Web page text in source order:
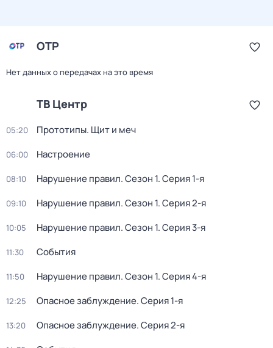
ОТР
Нет данных о передачах на это время
ТВ Центр
05:20 Прототипы. Щит и меч
06:00 Настроение
08:10 Нарушение правил. Сезон 1. Серия 1-я
09:10 Нарушение правил. Сезон 1. Серия 2-я
10:05 Нарушение правил. Сезон 1. Серия 3-я
11:30 События
11:50 Нарушение правил. Сезон 1. Серия 4-я
12:25 Опасное заблуждение. Серия 1-я
13:20 Опасное заблуждение. Серия 2-я